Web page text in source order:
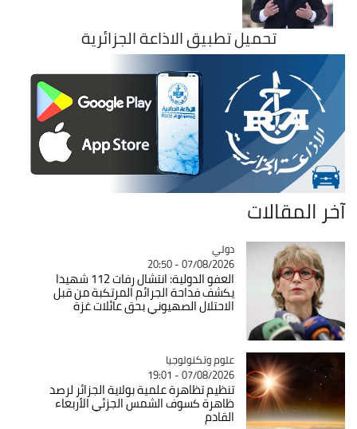
تحميل تطبيق الاذاعة الجزائرية
آخر المقالات
Catégorie
دولي
07/08/2026 - 20:50
العفو الدولية: انتشال رفات 112 شهيدا
يكشف فداحة الجرائم المرتكبة من قبل
الاحتلال الصهيوني بحق عائلات غزة
Catégorie
علوم وتكنولوجيا
07/08/2026 - 19:01
تنظيم تظاهرة علمية بولاية الجزائر لرصد
ظاهرة كسوف الشمس الجزئي الأربعاء
القادم